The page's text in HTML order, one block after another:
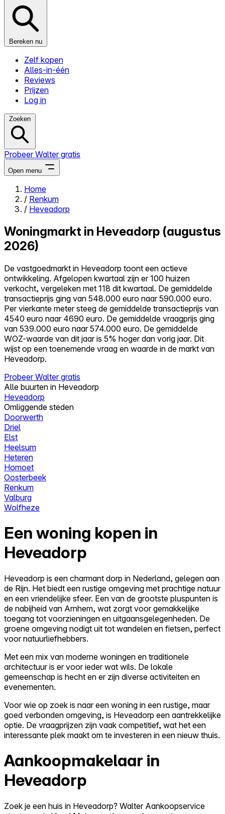
Bereken nu
Zelf kopen
Alles-in-één
Reviews
Prijzen
Log in
Zoeken
Probeer Walter gratis
Open menu
Close menu
Alles-in-één
Reviews
Prijzen
Log in
Probeer Walter gratis
Home
/ Renkum
/ Heveadorp
Woningmarkt in Heveadorp (augustus
2026)
De vastgoedmarkt in Heveadorp toont een actieve
ontwikkeling. Afgelopen kwartaal zijn er 100 huizen
verkocht, vergeleken met 118 dit kwartaal. De gemiddelde
transactieprijs ging van 548.000 euro naar 590.000 euro.
Per vierkante meter steeg de gemiddelde transactieprijs van
4540 euro naar 4690 euro. De gemiddelde vraagprijs ging
van 539.000 euro naar 574.000 euro. De gemiddelde
WOZ-waarde van dit jaar is 5% hoger dan vorig jaar. Dit
wijst op een toenemende vraag en waarde in de markt van
Heveadorp.
Probeer Walter gratis
Alle buurten in Heveadorp
Heveadorp
Omliggende steden
Doorwerth
Driel
Elst
Heelsum
Heteren
Homoet
Oosterbeek
Renkum
Valburg
Wolfheze
Een woning kopen in
Heveadorp
Heveadorp is een charmant dorp in Nederland, gelegen aan
de Rijn. Het biedt een rustige omgeving met prachtige natuur
en een vriendelijke sfeer. Een van de grootste pluspunten is
de nabijheid van Arnhem, wat zorgt voor gemakkelijke
toegang tot voorzieningen en uitgaansgelegenheden. De
groene omgeving nodigt uit tot wandelen en fietsen, perfect
voor natuurliefhebbers.
Met een mix van moderne woningen en traditionele
architectuur is er voor ieder wat wils. De lokale
gemeenschap is hecht en er zijn diverse activiteiten en
evenementen.
Voor wie op zoek is naar een woning in een rustige, maar
goed verbonden omgeving, is Heveadorp een aantrekkelijke
optie. De vraagprijzen zijn vaak competitief, wat het een
interessante plek maakt om te investeren in een nieuw thuis.
Aankoopmakelaar in
Heveadorp
Zoek je een huis in Heveadorp? Walter Aankoopservice